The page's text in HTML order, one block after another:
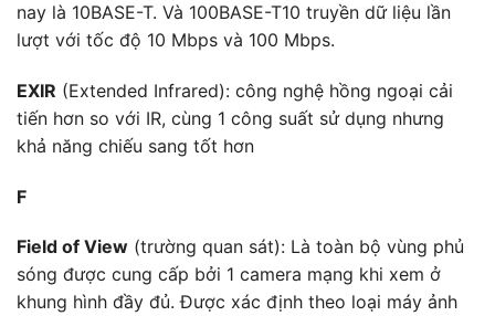
nay là 10BASE-T. Và 100BASE-T10 truyền dữ liệu lần
lượt với tốc độ 10 Mbps và 100 Mbps.
EXIR (Extended Infrared): công nghệ hồng ngoại cải
tiến hơn so với IR, cùng 1 công suất sử dụng nhưng
khả năng chiếu sang tốt hơn
F
Field of View (trường quan sát): Là toàn bộ vùng phủ
sóng được cung cấp bởi 1 camera mạng khi xem ở
khung hình đầy đủ. Được xác định theo loại máy ảnh